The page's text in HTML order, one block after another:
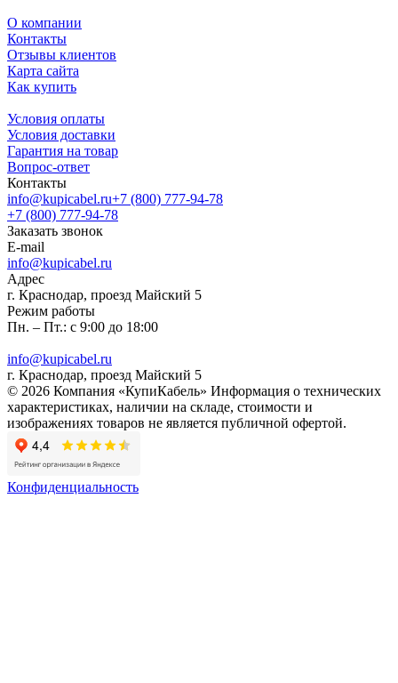
О компании
Контакты
Отзывы клиентов
Карта сайта
Как купить
Условия оплаты
Условия доставки
Гарантия на товар
Вопрос-ответ
Контакты
info@kupicabel.ru+7 (800) 777-94-78
+7 (800) 777-94-78
Заказать звонок
E-mail
info@kupicabel.ru
Адрес
г. Краснодар, проезд Майский 5
Режим работы
Пн. – Пт.: с 9:00 до 18:00
info@kupicabel.ru
г. Краснодар, проезд Майский 5
© 2026 Компания «КупиКабель» Информация о технических
характеристиках, наличии на складе, стоимости и
изображениях товаров не является публичной офертой.
Конфиденциальность